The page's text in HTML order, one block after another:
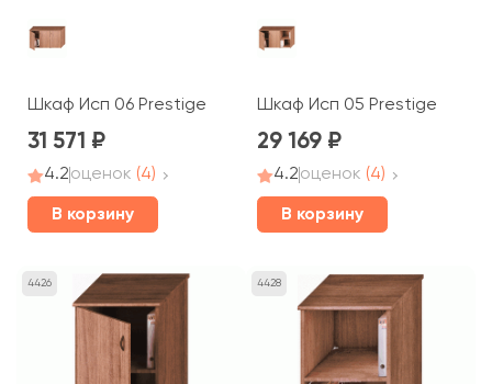
Шкаф Исп 06 Prestige
31 571
4.2оценок (4)
В корзину
Шкаф Исп 05 Prestige
29 169
4.2оценок (4)
В корзину
4426 4428